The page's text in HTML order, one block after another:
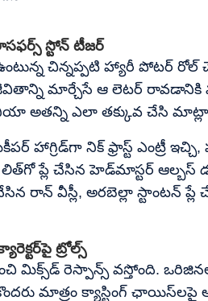
స్టోన్ టీజర్
చిన్నప్పటి హ్యారీ పోటర్
మార్చేసే ఆ లెటర్ రావడానికి
అతన్ని ఎలా తక్కువ చేసి
హాగ్రిడ్‌గా నిక్ ఫ్రాస్ట్ ఎంట్రీ
ప్లే చేసిన హెడ్‌మాస్టర్ ఆల్బస్
రాన్ వీస్లీ, అరబెల్లా స్టాంటన్
ట్రోల్స్
రెస్పాన్స్ వస్తోంది. ఒరిజినల్
మాత్రం క్యాస్టింగ్ ఛాయిస్‌లపై